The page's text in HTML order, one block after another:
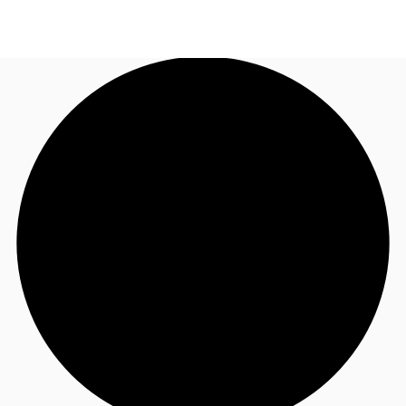
Blog
Données marchés
Appelez maintenant